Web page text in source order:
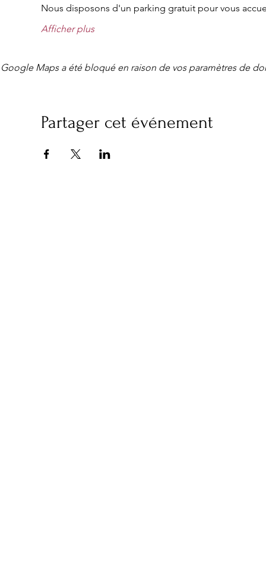
Nous disposons d'un parking gratuit pour vous
Afficher plus
Google Maps a été bloqué en raison de vos paramètres de
Partager cet événement